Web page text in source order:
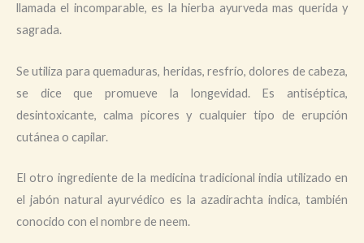
llamada el incomparable, es la hierba ayurveda mas querida y
sagrada.
Se utiliza para quemaduras, heridas, resfrío, dolores de cabeza,
se dice que promueve la longevidad. Es antiséptica,
desintoxicante, calma picores y cualquier tipo de erupción
cutánea o capilar.
El otro ingrediente de la medicina tradicional india utilizado en
el jabón natural ayurvédico es la azadirachta indica, también
conocido con el nombre de neem.